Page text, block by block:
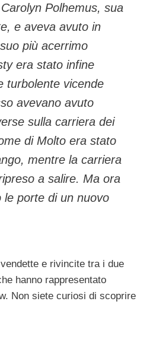
Polhemus, sua
e aveva avuto in
più acerrimo
era stato infine
turbolente vicende
avevano avuto
sulla carriera dei
di Molto era stato
mentre la carriera
a salire. Ma ora
le porte di un nuovo
e rivincite tra i due
hanno rappresentato
Non siete curiosi di scoprire